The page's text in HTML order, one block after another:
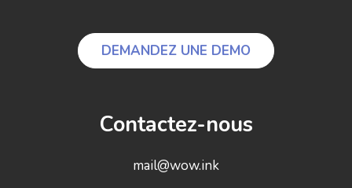
DEMANDEZ UNE DEMO
Contactez-nous
mail@wow.ink